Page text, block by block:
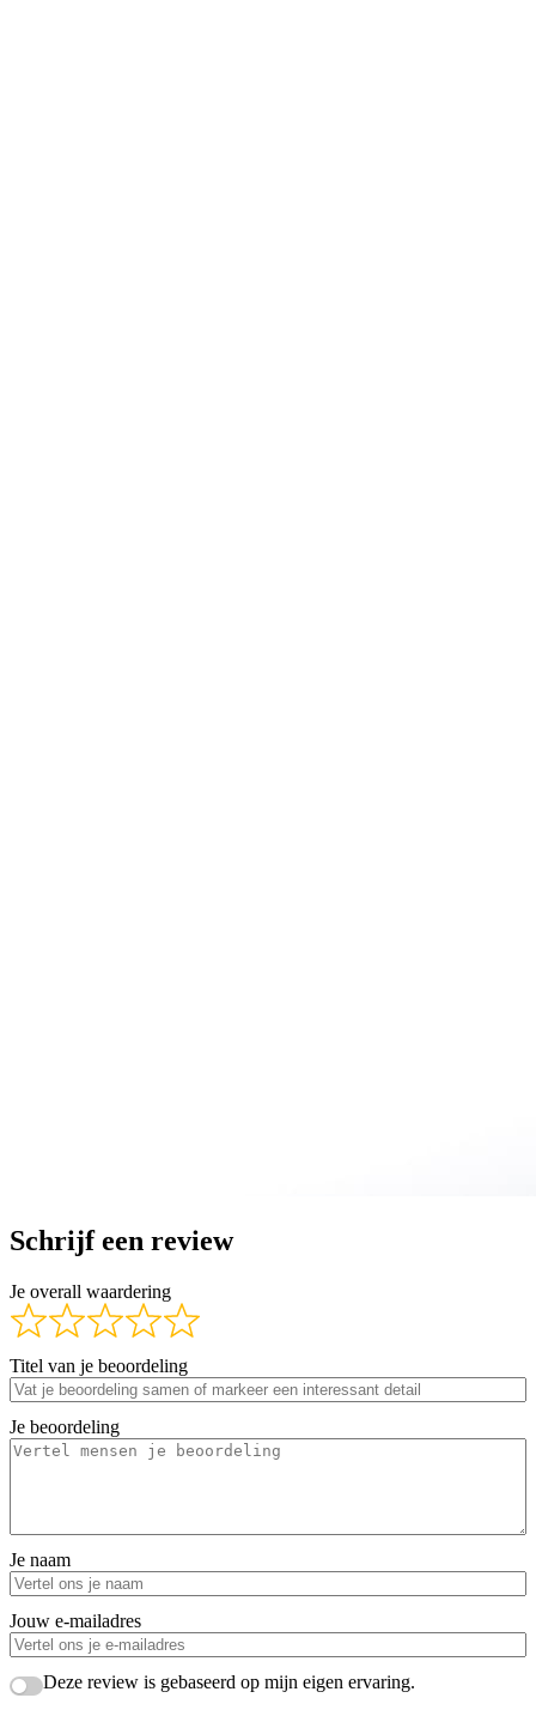
Schrijf een review
Je overall waardering
Titel van je beoordeling
Je beoordeling
Je naam
Jouw e-mailadres
Deze review is gebaseerd op mijn eigen ervaring.